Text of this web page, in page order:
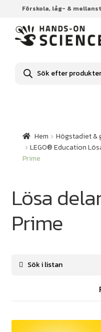
Förskola, låg- &
Produktsökning
Hem Högstadiet &
LEGO® Education Lösa delar
Hem Högstadiet &
LEGO® Education
Prime
Lösa
Prime